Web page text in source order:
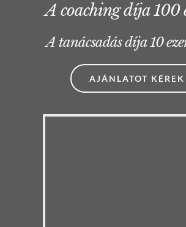
A coaching díja 100
A tanácsadás díja 10
AJÁNLATOT KÉREK